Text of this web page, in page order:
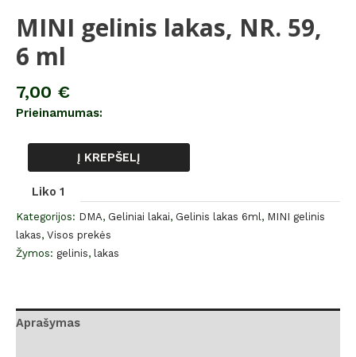
MINI gelinis lakas, NR. 59,
6 ml
7,00 €
Prieinamumas:
Į KREPŠELĮ
Liko 1
Kategorijos: DMA, Geliniai lakai, Gelinis lakas 6ml , MINI gelinis
lakas, Visos prekės
Žymos: gelinis, lakas
Aprašymas